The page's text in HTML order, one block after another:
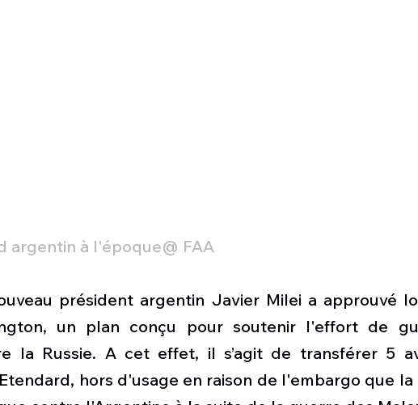
argentin à l'époque@ FAA
président argentin Javier Milei a approuvé
un plan conçu pour soutenir l'effort de
la Russie. A cet effet, il s’agit de transférer 5
hors d'usage en raison de l'embargo que la